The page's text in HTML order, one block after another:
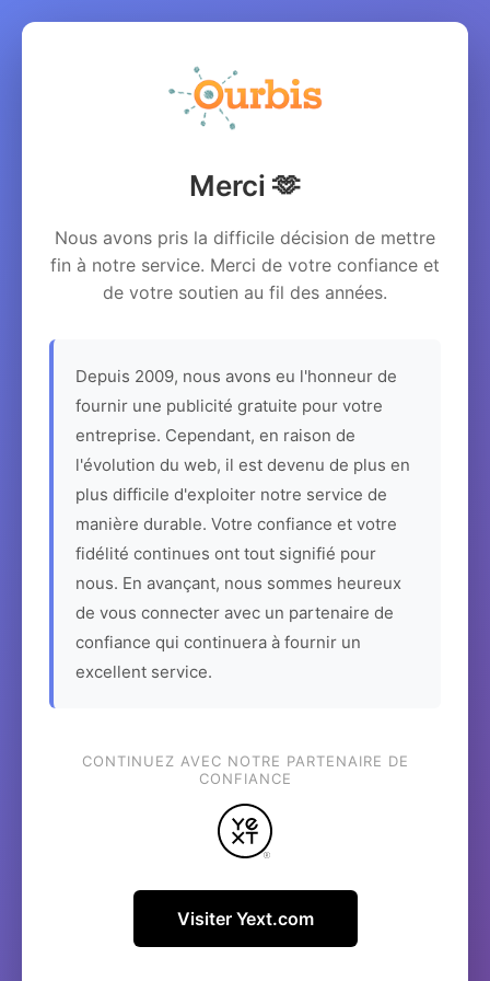
Merci 🫶
Nous avons pris la difficile décision de mettre
fin à notre service. Merci de votre confiance et
de votre soutien au fil des années.
Depuis 2009, nous avons eu l'honneur de
fournir une publicité gratuite pour votre
entreprise. Cependant, en raison de
l'évolution du web, il est devenu de plus en
plus difficile d'exploiter notre service de
manière durable. Votre confiance et votre
fidélité continues ont tout signifié pour
nous. En avançant, nous sommes heureux
de vous connecter avec un partenaire de
confiance qui continuera à fournir un
excellent service.
CONTINUEZ AVEC NOTRE PARTENAIRE DE
CONFIANCE
Visiter Yext.com